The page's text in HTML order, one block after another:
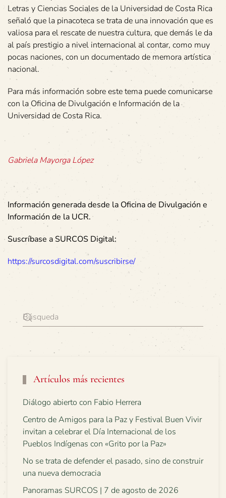
Letras y Ciencias Sociales de la Universidad de Costa Rica
señaló que la pinacoteca se trata de una innovación que es
valiosa para el rescate de nuestra cultura, que demás le da
al país prestigio a nivel internacional al contar, como muy
pocas naciones, con un documentado de memora artística
nacional.
Para más información sobre este tema puede comunicarse
con la Oficina de Divulgación e Información de la
Universidad de Costa Rica.
Gabriela Mayorga López
Información generada desde la Oficina de Divulgación e
Información de la UCR.
Suscríbase a SURCOS Digital:
https://surcosdigital.com/suscribirse/
Artículos más recientes
Diálogo abierto con Fabio Herrera
Centro de Amigos para la Paz y Festival Buen Vivir
invitan a celebrar el Día Internacional de los
Pueblos Indígenas con «Grito por la Paz»
No se trata de defender el pasado, sino de construir
una nueva democracia
Panoramas SURCOS | 7 de agosto de 2026